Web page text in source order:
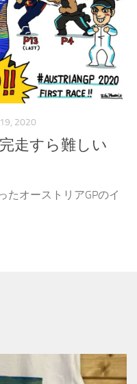
2020
走すら難しい
たオーストリアGPのイ